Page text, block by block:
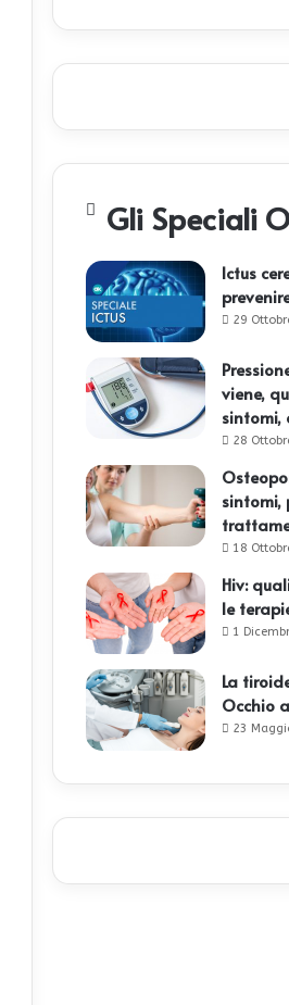
Gli Speciali
Ictus
29
viene,
sintomi,
28
sintomi,
18
Hiv:
le
1
La
Occhio
23